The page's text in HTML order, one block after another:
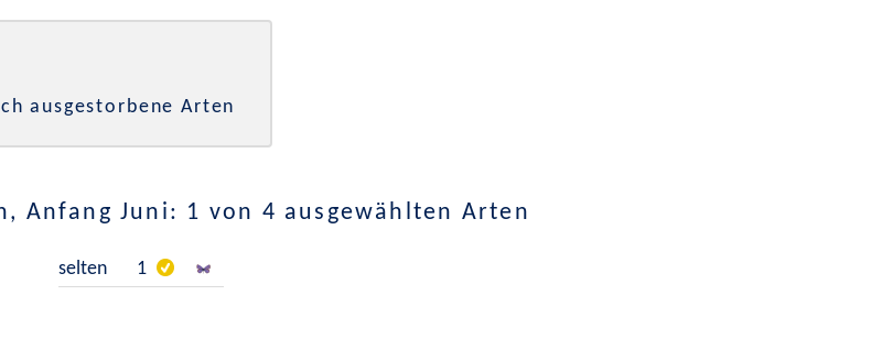
ausgestorbene Arten
Anfang Juni: 1 von 4 ausgewählten Arten
selten 1